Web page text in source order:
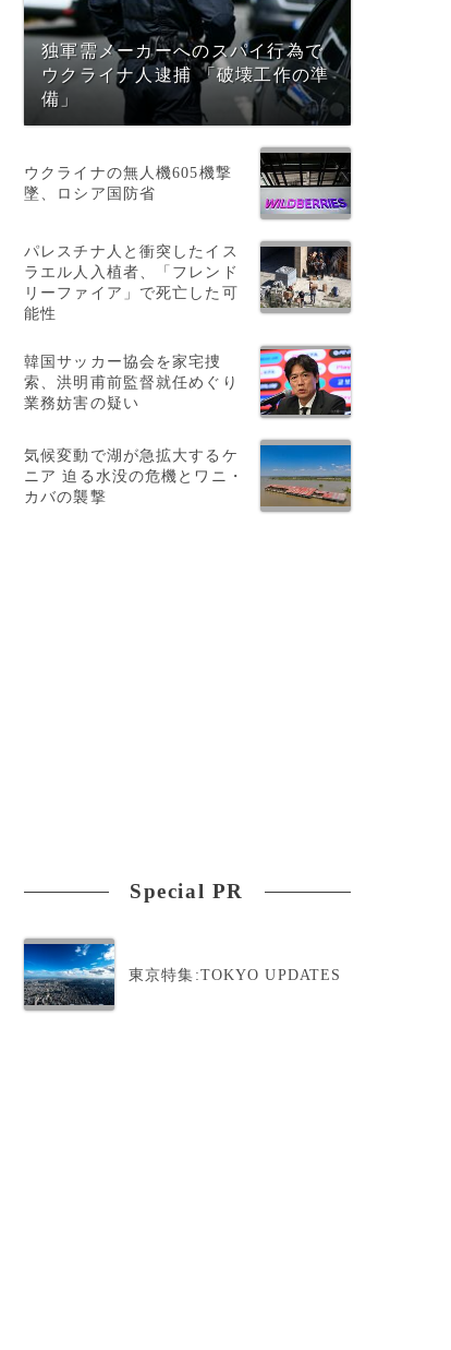
独軍需メーカーへのスパイ行為で
ウクライナ人逮捕 「破壊工作の準
備」
ウクライナの無人機605機撃
墜、ロシア国防省
パレスチナ人と衝突したイス
ラエル人入植者、「フレンド
リーファイア」で死亡した可
能性
韓国サッカー協会を家宅捜
索、洪明甫前監督就任めぐり
業務妨害の疑い
気候変動で湖が急拡大するケ
ニア 迫る水没の危機とワニ・
カバの襲撃
Special PR
東京特集:TOKYO UPDATES